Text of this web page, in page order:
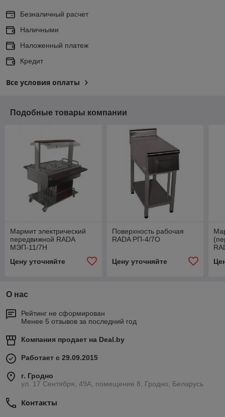
Безналичный расчет
Наличными
Наложенный платеж
Кредит
Все условия оплаты
Подобные товары компании
Мармит электрический
передвижной RADA
МЭП-11/7Н
Цену уточняйте
Поверхность рабочая
RADA РП-4/7О
Цену уточняйте
О нас
Рейтинг не сформирован
Менее 5 отзывов за последний год
Компания продает на Deal.by
Работает с 29.09.2015
г. Гродно
ул. 17 Сентября, 49А, помещение 8, Гродно, Беларусь
Контакты